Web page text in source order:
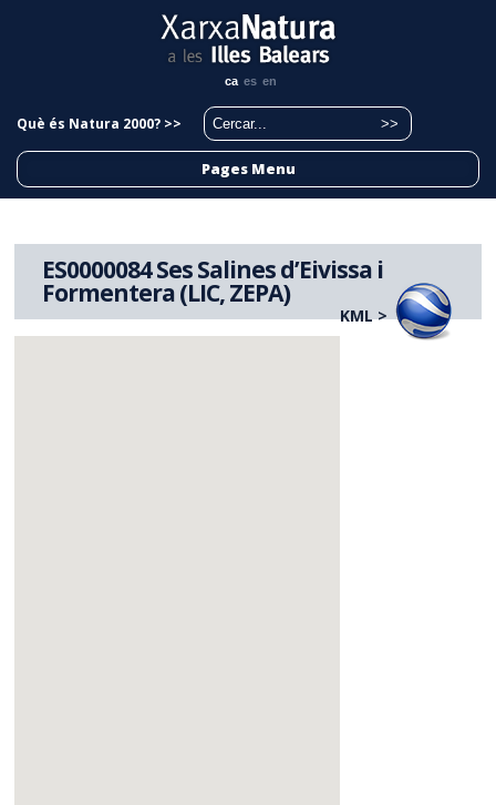
ca es en
Què és Natura 2000? >>
Pages Menu
ES0000084 Ses Salines d’Eivissa i
Formentera (LIC, ZEPA)
KML >